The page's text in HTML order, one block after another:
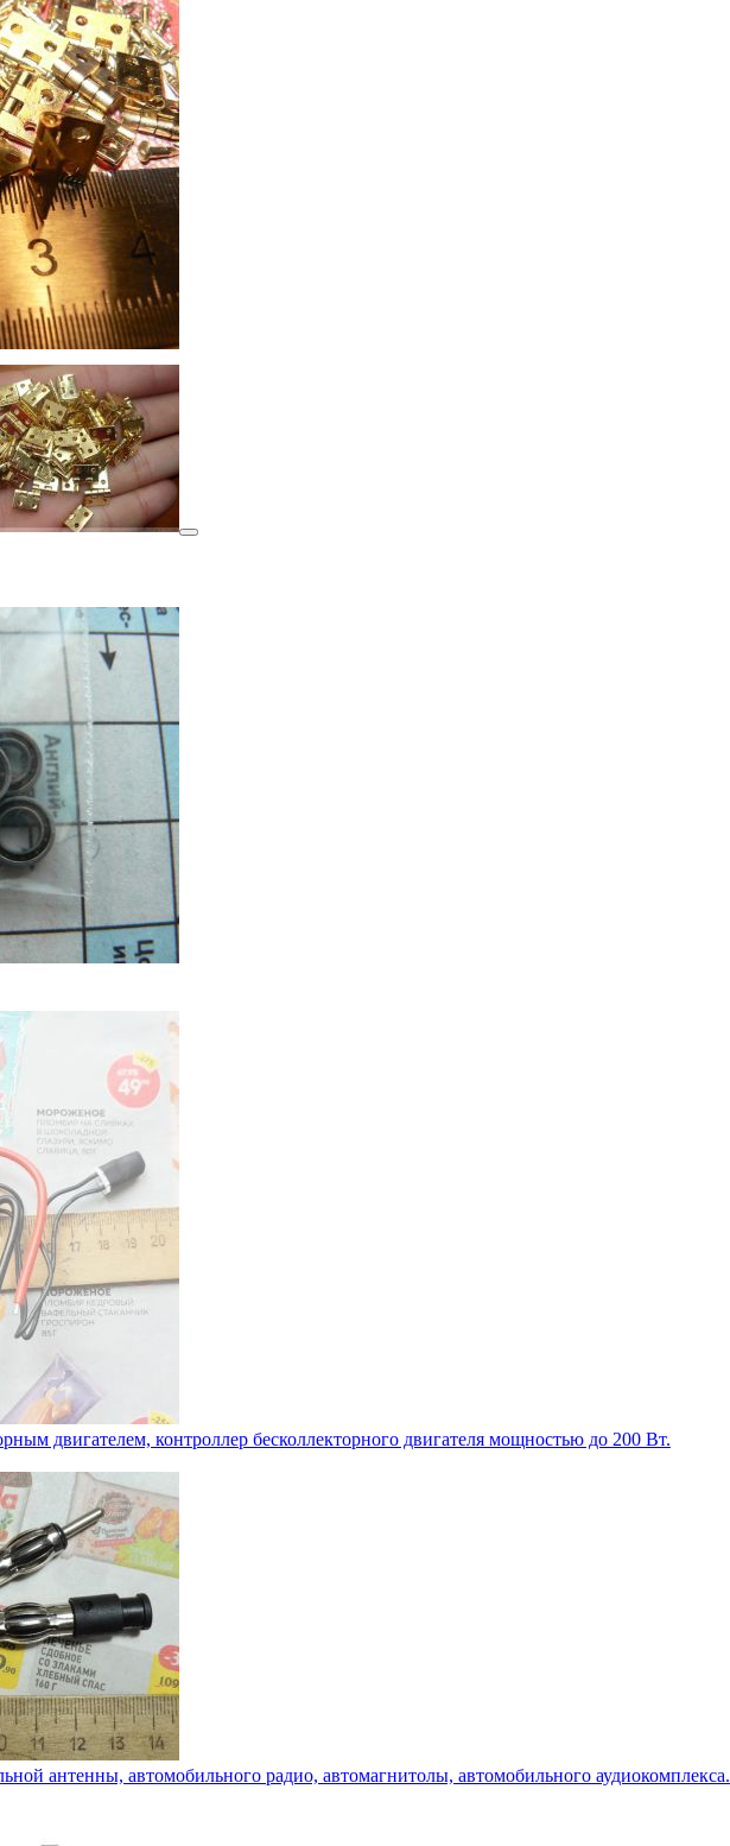
двигателем, контроллер бесколлекторного двигателя мощностью до 200 Вт.
антенны, автомобильного радио, автомагнитолы, автомобильного аудиокомплекса.